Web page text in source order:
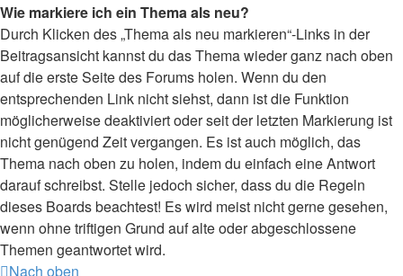
Wie markiere ich ein Thema als neu?
Durch Klicken des „Thema als neu markieren“-Links in der
Beitragsansicht kannst du das Thema wieder ganz nach oben
auf die erste Seite des Forums holen. Wenn du den
entsprechenden Link nicht siehst, dann ist die Funktion
möglicherweise deaktiviert oder seit der letzten Markierung ist
nicht genügend Zeit vergangen. Es ist auch möglich, das
Thema nach oben zu holen, indem du einfach eine Antwort
darauf schreibst. Stelle jedoch sicher, dass du die Regeln
dieses Boards beachtest! Es wird meist nicht gerne gesehen,
wenn ohne triftigen Grund auf alte oder abgeschlossene
Themen geantwortet wird.
Nach oben